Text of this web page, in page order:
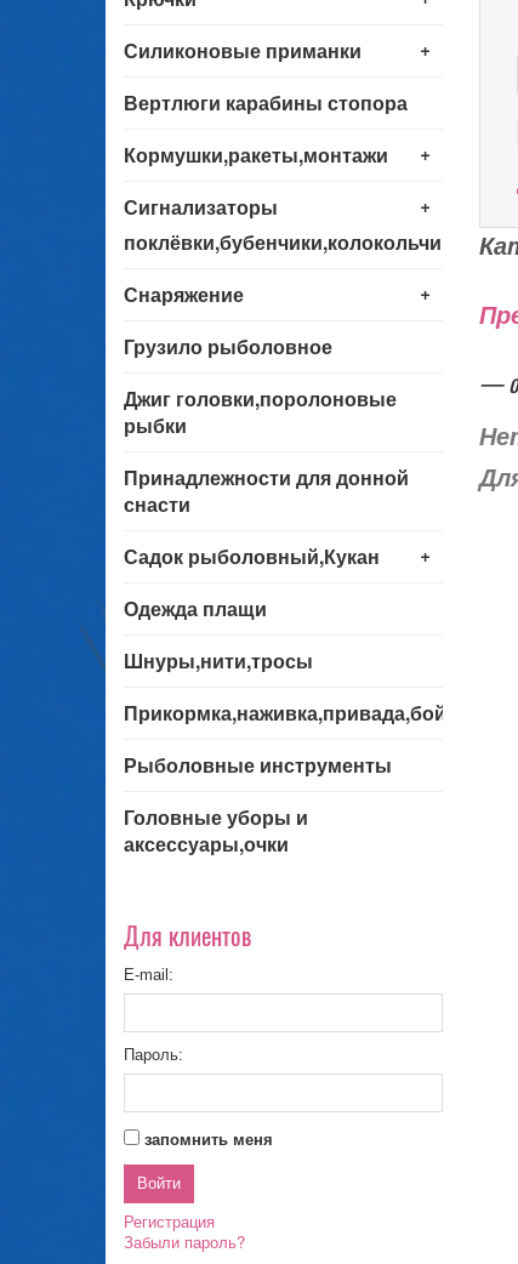
+
Силиконовые приманки
Вертлюги карабины стопора
+
Кормушки,ракеты,монтажи
+
Сигнализаторы
поклёвки,бубенчики,колокольчики
+
Снаряжение
Грузило рыболовное
Джиг головки,поролоновые
рыбки
Принадлежности для донной
снасти
+
Садок рыболовный,Кукан
Одежда плащи
Шнуры,нити,тросы
Прикормка,наживка,привада,бойла
Рыболовные инструменты
Головные уборы и
аксессуары,очки
Для клиентов
E-mail:
Пароль:
запомнить меня
Регистрация
Забыли пароль?
—